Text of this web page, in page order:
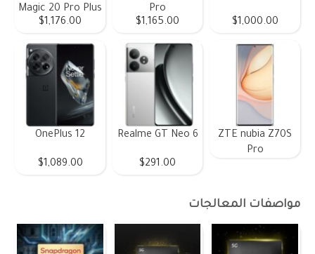
$1,000.00
Pro
$1,165.00
Magic 20 Pro Plus
$1,176.00
ZTE nubia Z70S
Pro
Realme GT Neo 6
$291.00
OnePlus 12
$1,089.00
مواصفات المعالجات